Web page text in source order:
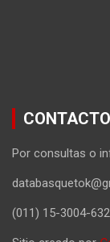
CONTACTO
Por consultas o
(011) 15-3004-